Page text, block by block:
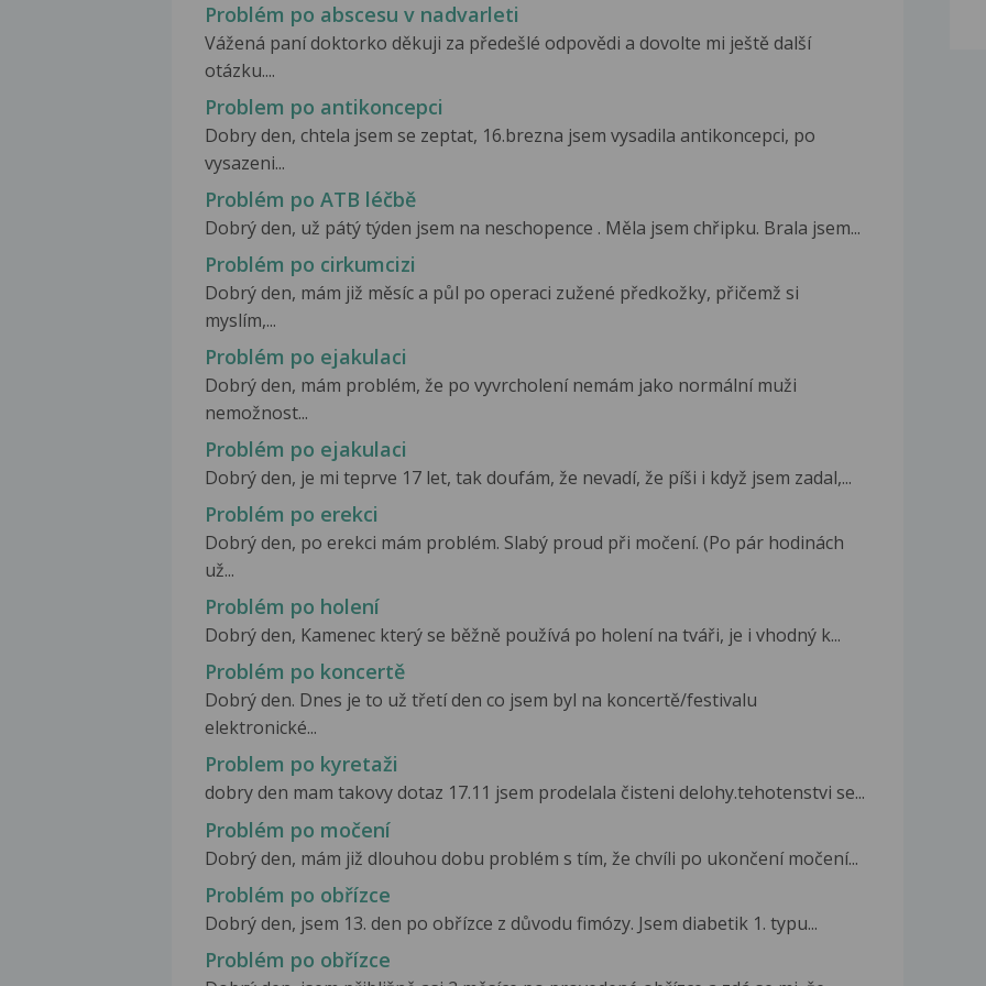
Problém po abscesu v nadvarleti
Vážená paní doktorko děkuji za předešlé odpovědi a dovolte mi ještě další
otázku....
Problem po antikoncepci
Dobry den, chtela jsem se zeptat, 16.brezna jsem vysadila antikoncepci, po
vysazeni...
Problém po ATB léčbě
Dobrý den, už pátý týden jsem na neschopence . Měla jsem chřipku. Brala jsem...
Problém po cirkumcizi
Dobrý den, mám již měsíc a půl po operaci zužené předkožky, přičemž si
myslím,...
Problém po ejakulaci
Dobrý den, mám problém, že po vyvrcholení nemám jako normální muži
nemožnost...
Problém po ejakulaci
Dobrý den, je mi teprve 17 let, tak doufám, že nevadí, že píši i když jsem zadal,...
Problém po erekci
Dobrý den, po erekci mám problém. Slabý proud při močení. (Po pár hodinách
už...
Problém po holení
Dobrý den, Kamenec který se běžně používá po holení na tváři, je i vhodný k...
Problém po koncertě
Dobrý den. Dnes je to už třetí den co jsem byl na koncertě/festivalu
elektronické...
Problem po kyretaži
dobry den mam takovy dotaz 17.11 jsem prodelala čisteni delohy.tehotenstvi se...
Problém po močení
Dobrý den, mám již dlouhou dobu problém s tím, že chvíli po ukončení močení...
Problém po obřízce
Dobrý den, jsem 13. den po obřízce z důvodu fimózy. Jsem diabetik 1. typu...
Problém po obřízce